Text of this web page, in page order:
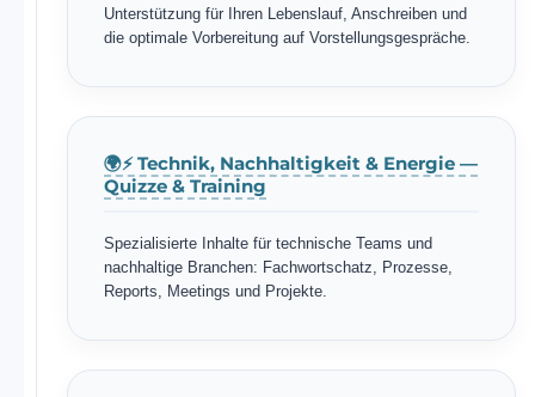
Unterstützung für Ihren Lebenslauf, Anschreiben und
die optimale Vorbereitung auf Vorstellungsgespräche.
🌍⚡ Technik, Nachhaltigkeit & Energie —
Quizze & Training
Spezialisierte Inhalte für technische Teams und
nachhaltige Branchen: Fachwortschatz, Prozesse,
Reports, Meetings und Projekte.